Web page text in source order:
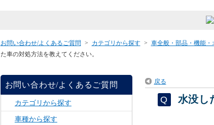
お問い合わせ/よくあるご質問 > カテゴリから探す > 車全般・部品・機能
た車の対処方法を教えてください。
お問い合わせ/よくあるご質問
カテゴリから探す
車種から探す
戻る
水没し